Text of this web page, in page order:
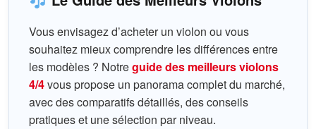
Vous envisagez d’acheter un violon ou vous
souhaitez mieux comprendre les différences entre
les modèles ? Notreguide des meilleurs violons
4/4vous propose un panorama complet du marché,
avec des comparatifs détaillés, des conseils
pratiques et une sélection par niveau.